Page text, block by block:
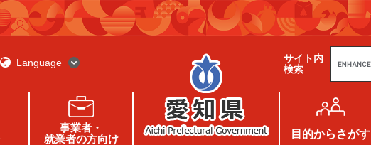
Language
サイト内
検索
g
e
カ
タ
ム
事業者・
就業者の方向け
目的からさがす